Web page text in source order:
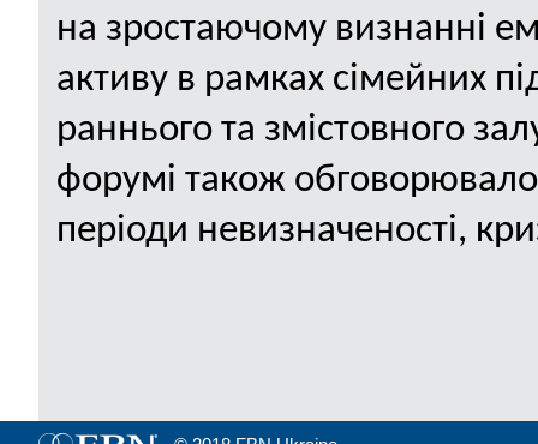
на зростаючому визнанні
активу в рамках сімейних
раннього та змістовного
форумі також
періоди невизначеності,